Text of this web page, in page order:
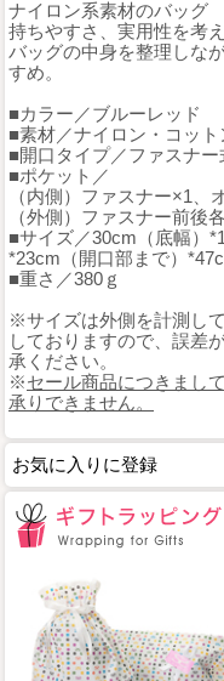
ナイロン系素材のバッグ
持ちやすさ、実用性を考
バッグの中身を整理しな
すめ。
■カラー／ブルーレッド
■素材／ナイロン・コット
■開口タイプ／ファスナー
■ポケット／
（内側）ファスナー×1、
（外側）ファスナー前後
■サイズ／30cm（底幅）
*23cm（開口部まで）
■重さ／380ｇ
※サイズは外側を計測し
しておりますので、誤差
承ください。
※セール商品につきまし
承りできません。
お気に入りに登録